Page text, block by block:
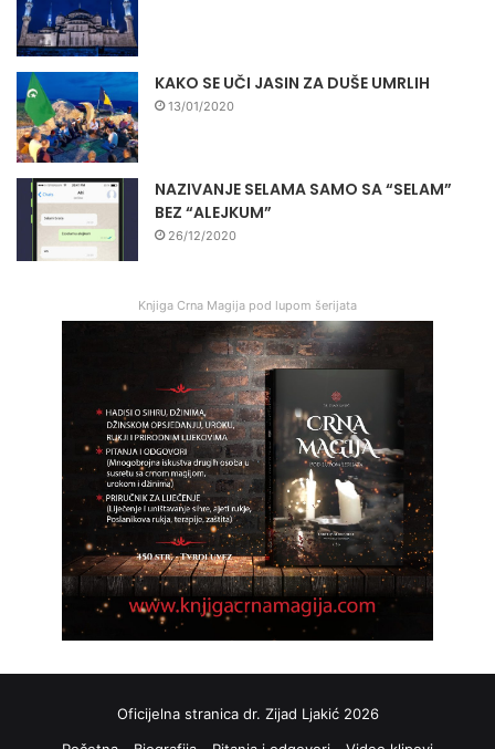
KAKO SE UČI JASIN ZA DUŠE UMRLIH
13/01/2020
NAZIVANJE SELAMA SAMO SA “SELAM”
BEZ “ALEJKUM”
26/12/2020
Knjiga Crna Magija pod lupom šerijata
Oficijelna stranica dr. Zijad Ljakić 2026